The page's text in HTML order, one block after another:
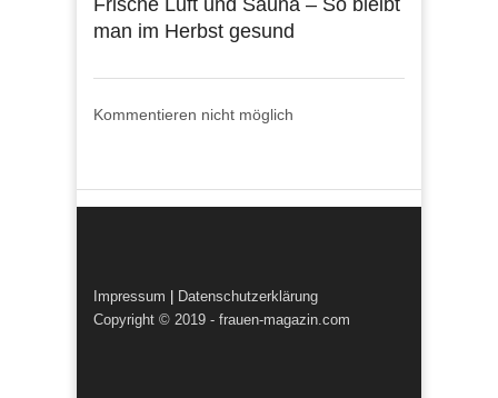
man im Herbst gesund
Kommentieren nicht möglich
Impressum
Datenschutzerklärung
Copyright © 2019 - frauen-magazin.com